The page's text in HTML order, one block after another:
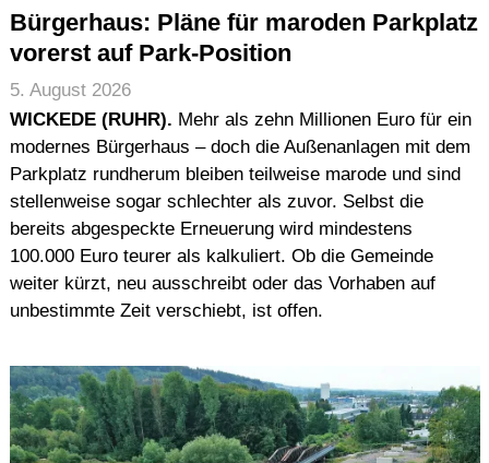
Bürgerhaus: Pläne für maroden Parkplatz
vorerst auf Park-Position
5. August 2026
WICKEDE (RUHR). Mehr als zehn Millionen Euro für ein
modernes Bürgerhaus – doch die Außenanlagen mit dem
Parkplatz rundherum bleiben teilweise marode und sind
stellenweise sogar schlechter als zuvor. Selbst die
bereits abgespeckte Erneuerung wird mindestens
100.000 Euro teurer als kalkuliert. Ob die Gemeinde
weiter kürzt, neu ausschreibt oder das Vorhaben auf
unbestimmte Zeit verschiebt, ist offen.